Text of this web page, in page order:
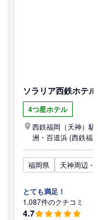
ソラリア西鉄ホテ
4つ星ホテル
西鉄福岡（天神）駅/
洲・百道浜 (西鉄福
分)
福岡県
天神周辺・
とても満足！
1,087件のクチコミ
4.7